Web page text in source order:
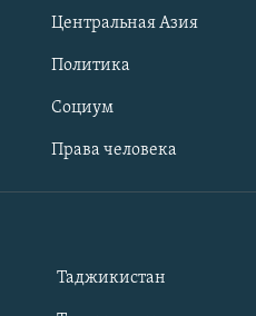
Центральная Азия
Политика
Социум
Права человека
Таджикистан